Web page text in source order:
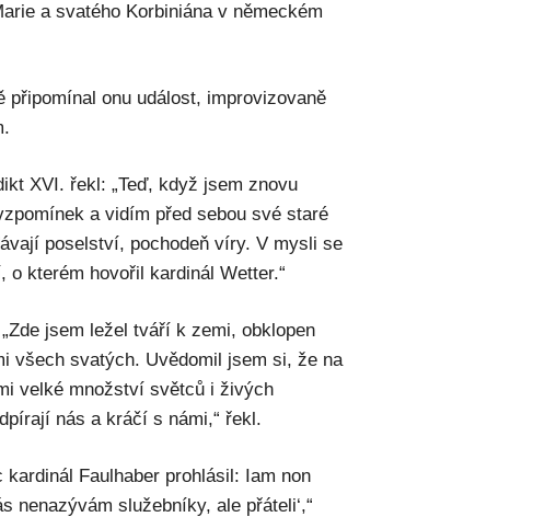
a svatého Korbiniána v německém
onu událost, improvizovaně
XVI. řekl: „Teď, když jsem znovu
a vidím před sebou své staré
poselství, pochodeň víry. V mysli se
kterém hovořil kardinál Wetter.“
jsem ležel tváří k zemi, obklopen
všech svatých. Uvědomil jsem si, že na
velké množství světců i živých
nás a kráčí s námi,“ řekl.
Faulhaber prohlásil: Iam non
nenazývám služebníky, ale přáteli‘,“